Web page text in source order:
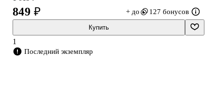
рынков, а также устойчивого развития мировой экономики. В
контексте современных вызовов совершенствуются
инфраструктурные и организационные основы обеспечения
внешнеторговой деятельности. Пандемия COVID-19,
климатический кризис, стремительно развивающаяся санкционна
849 ₽ + до 127 бонусов
Купить
1
Последний экземпляр